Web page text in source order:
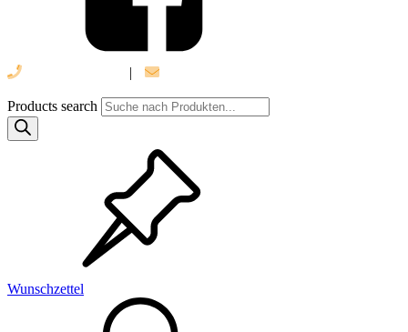
|
Products search
Wunschzettel